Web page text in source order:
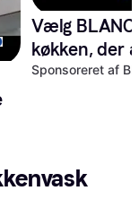
Vælg
køkken, der
Sponsoreret af